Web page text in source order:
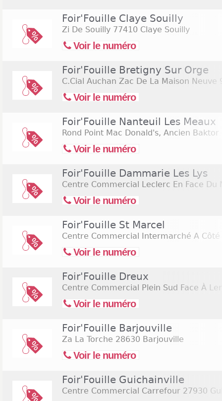
Foir'Fouille Claye Souilly
Zi De Souilly 77410 Claye Souilly
Voir le numéro
Foir'Fouille Bretigny Sur Orge
C.Cial Auchan Zac De La Maison Neuve
Voir le numéro
Foir'Fouille Nanteuil Les Meaux
Rond Point Mac Donald's, Ancien Baktor
Voir le numéro
Foir'Fouille Dammarie Les Lys
Centre Commercial Leclerc En Face Du
Voir le numéro
Foir'Fouille St Marcel
Centre Commercial Intermarché A
Voir le numéro
Foir'Fouille Dreux
Centre Commercial Plein Sud Face À
Voir le numéro
Foir'Fouille Barjouville
Za La Torche 28630 Barjouville
Voir le numéro
Foir'Fouille Guichainville
Centre Commercial Carrefour 27930